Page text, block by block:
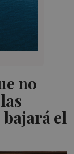
no
bajará el